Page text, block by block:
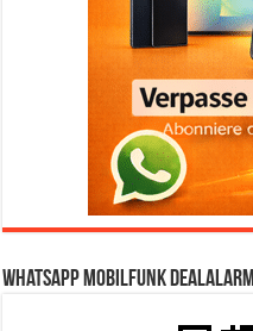
WhatsApp Mobilfunk DealAlarm